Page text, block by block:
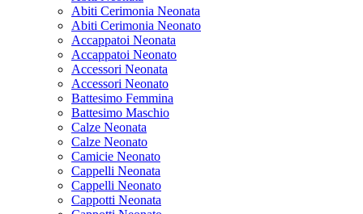
Abiti Cerimonia Neonata
Abiti Cerimonia Neonato
Accappatoi Neonata
Accappatoi Neonato
Accessori Neonata
Accessori Neonato
Battesimo Femmina
Battesimo Maschio
Calze Neonata
Calze Neonato
Camicie Neonato
Cappelli Neonata
Cappelli Neonato
Cappotti Neonata